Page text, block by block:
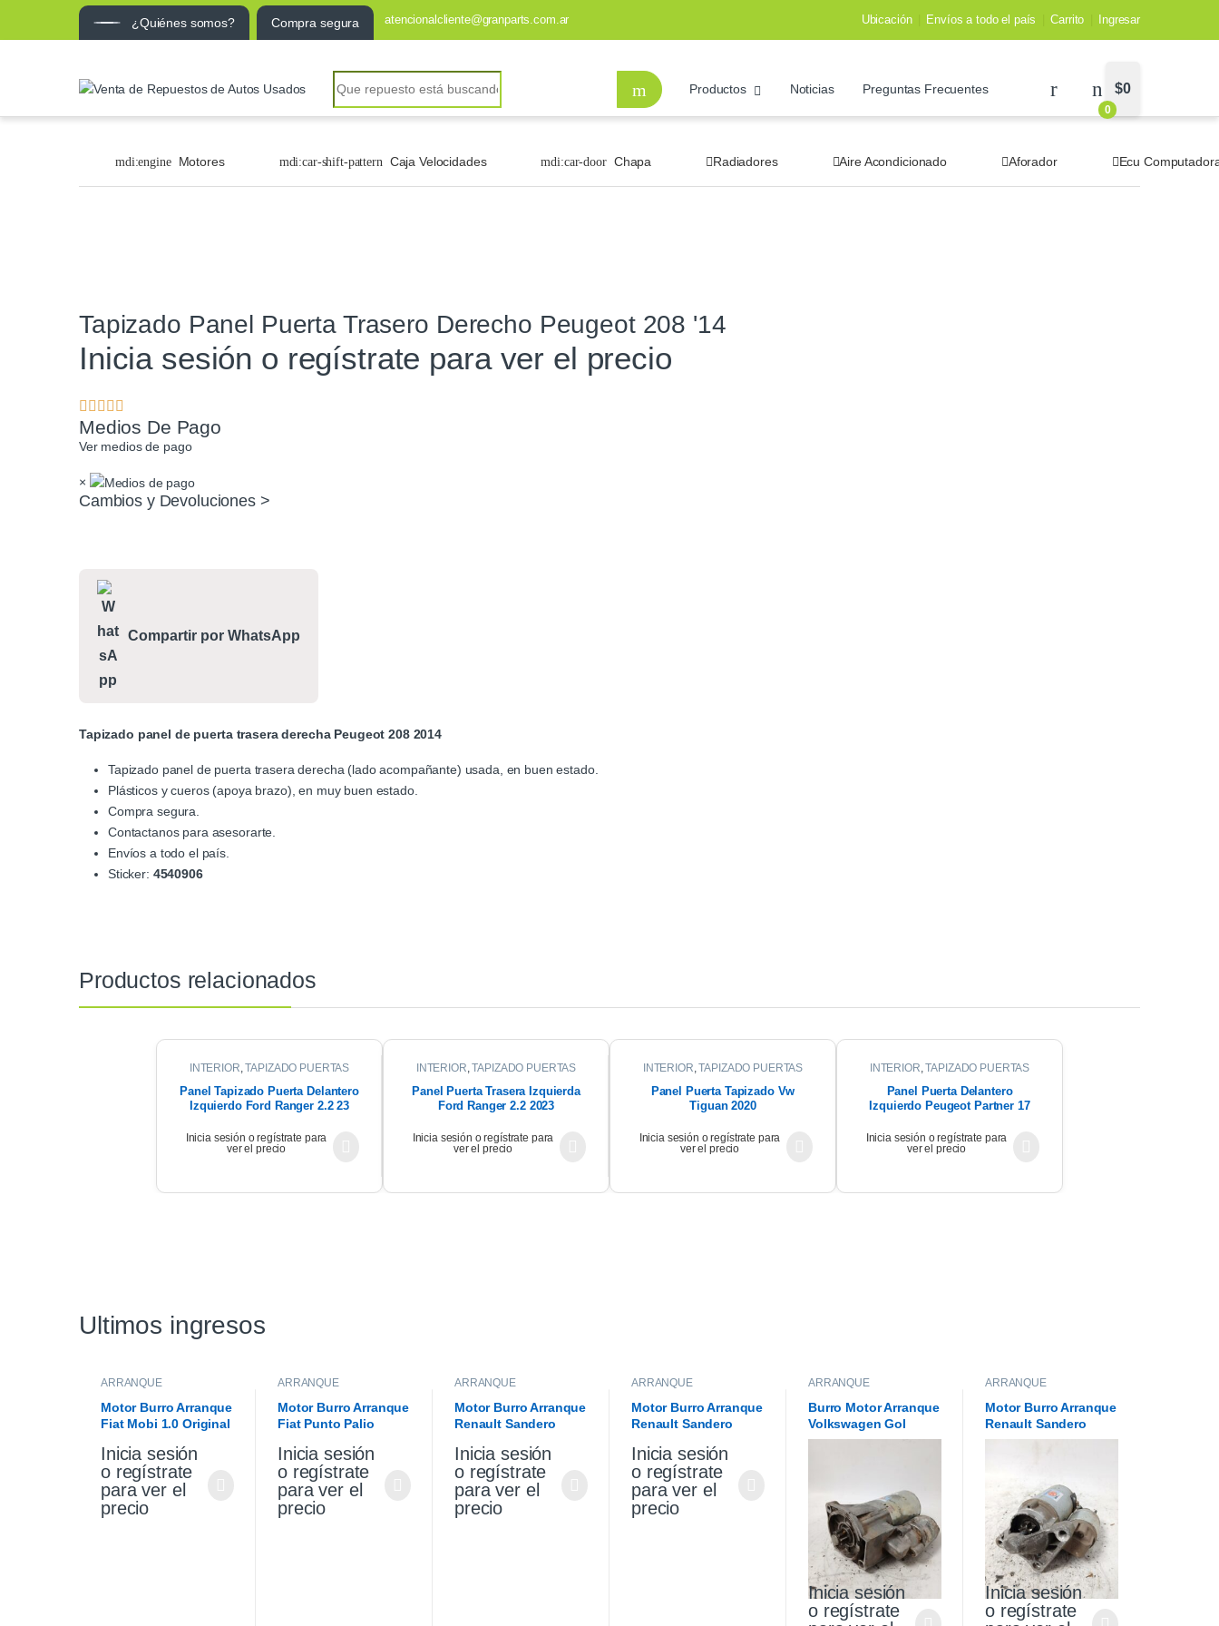
¿Quiénes somos? Compra segura atencionalcliente@granparts.com.ar Ubicación Envíos a todo el país Carrito Ingresar
Productos Noticias Preguntas Frecuentes
0
$0
Motores Caja Velocidades Chapa Radiadores Aire Acondicionado Aforador Ecu
Tapizado Panel Puerta Trasero Derecho Peugeot 208 '14
Inicia sesión o regístrate para ver el precio
Medios De Pago
Ver medios de pago
×
Cambios y Devoluciones >
Compartir por WhatsApp
Tapizado panel de puerta trasera derecha Peugeot 208 2014
Tapizado panel de puerta trasera derecha (lado acompañante) usada, en buen estado.
Plásticos y cueros (apoya brazo), en muy buen estado.
Compra segura.
Contactanos para asesorarte.
Envíos a todo el país.
Sticker: 4540906
Productos relacionados
INTERIOR,TAPIZADO PUERTAS
Panel Tapizado Puerta Delantero
Izquierdo Ford Ranger 2.2 23
Inicia sesión o regístrate para
ver el precio
INTERIOR,TAPIZADO PUERTAS
Panel Puerta Trasera Izquierda
Ford Ranger 2.2 2023
Inicia sesión o regístrate para
ver el precio
INTERIOR,TAPIZADO PUERTAS
Panel Puerta Tapizado Vw
Tiguan 2020
Inicia sesión o regístrate para
ver el precio
INTERIOR,TAPIZADO PUERTAS
Panel Puerta Delantero
Izquierdo Peugeot Partner 17
Inicia sesión o regístrate para
ver el precio
Ultimos ingresos
ARRANQUE
Motor Burro Arranque
Fiat Mobi 1.0 Original
Inicia sesión
o regístrate
para ver el
precio
ARRANQUE
Motor Burro Arranque
Fiat Punto Palio
Inicia sesión
o regístrate
para ver el
precio
ARRANQUE
Motor Burro Arranque
Renault Sandero
Original
Inicia sesión
o regístrate
para ver el
precio
ARRANQUE
Motor Burro Arranque
Renault Sandero
Inicia sesión
o regístrate
para ver el
precio
ARRANQUE
Burro Motor Arranque
Volkswagen Gol
Saveiro 1.6
Inicia sesión
o regístrate
ARRANQUE
Motor Burro Arranque
Renault Sandero
Stepway 1.6 Original
Inicia sesión
o regístrate